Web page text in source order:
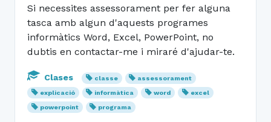
Si necessites assessorament per fer alguna
tasca amb algun d'aquests programes
informàtics Word, Excel, PowerPoint, no
dubtis en contactar-me i miraré d'ajudar-te.
Clases classe
assessorament
explicació
informàtica word
excel
powerpoint
programa